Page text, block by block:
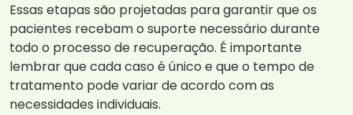
Essas etapas são projetadas para garantir que os
pacientes recebam o suporte necessário durante
todo o processo de recuperação. É importante
lembrar que cada caso é único e que o tempo de
tratamento pode variar de acordo com as
necessidades individuais.